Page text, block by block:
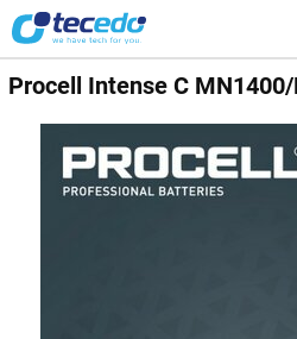
Procell Intense C